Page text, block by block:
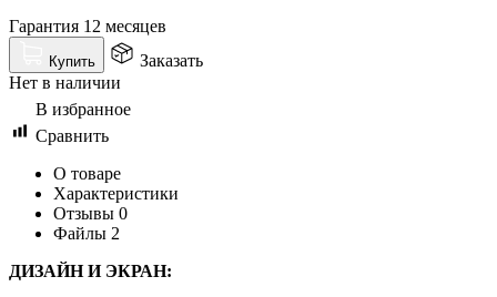
Гарантия 12 месяцев
Купить
Заказать
Нет в наличии
В избранное
Сравнить
О товаре
Характеристики
Отзывы 0
Файлы 2
ДИЗАЙН И ЭКРАН: